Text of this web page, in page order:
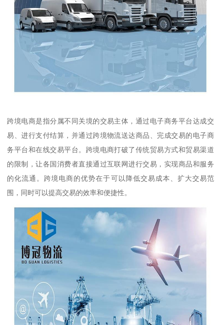
跨境电商是指分属不同关境的交易主体，通过电子商务平台达成交
易、进行支付结算，并通过跨境物流送达商品、完成交易的电子商
务平台和在线交易平台。跨境电商打破了传统贸易方式和贸易渠道
的限制，让各国消费者直接通过互联网进行交易，实现商品和服务
的化流通。跨境电商的优势在于可以降低交易成本、扩大交易范
围，同时可以提高交易的效率和便捷性。